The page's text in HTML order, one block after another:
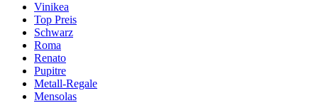
Vinikea
Top Preis
Schwarz
Roma
Renato
Pupitre
Metall-Regale
Mensolas